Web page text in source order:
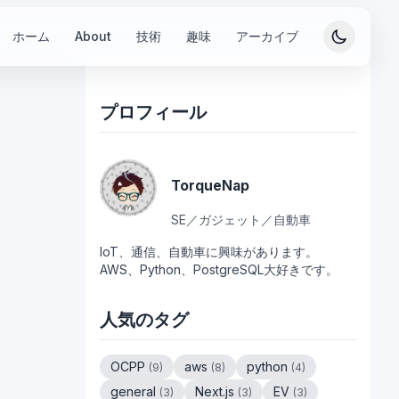
ホーム About 技術 趣味 アーカイブ
プロフィール
TorqueNap
SE／ガジェット／自動車
IoT、通信、自動車に興味があります。
AWS、Python、PostgreSQL大好きです。
人気のタグ
OCPP (9) aws (8) python (4)
general (3) Next.js (3) EV (3)